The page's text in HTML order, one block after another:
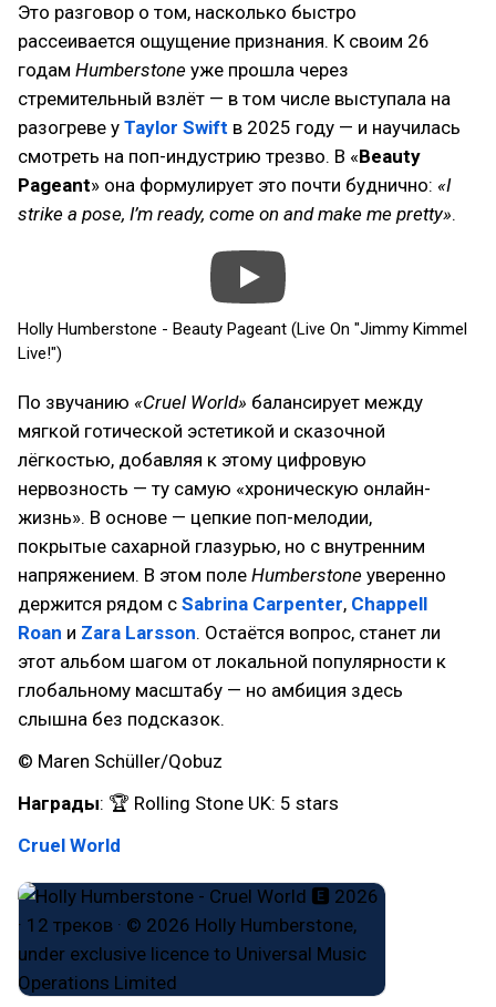
Это разговор о том, насколько быстро
рассеивается ощущение признания. К своим 26
годам Humberstone уже прошла через
стремительный взлёт — в том числе выступала на
разогреве у Taylor Swift в 2025 году — и научилась
смотреть на поп-индустрию трезво. В «Beauty
Pageant» она формулирует это почти буднично: «I
strike a pose, I’m ready, come on and make me pretty».
Holly Humberstone - Beauty Pageant (Live On "Jimmy Kimmel
Live!")
По звучанию «Cruel World» балансирует между
мягкой готической эстетикой и сказочной
лёгкостью, добавляя к этому цифровую
нервозность — ту самую «хроническую онлайн-
жизнь». В основе — цепкие поп-мелодии,
покрытые сахарной глазурью, но с внутренним
напряжением. В этом поле Humberstone уверенно
держится рядом с Sabrina Carpenter, Chappell
Roan и Zara Larsson. Остаётся вопрос, станет ли
этот альбом шагом от локальной популярности к
глобальному масштабу — но амбиция здесь
слышна без подсказок.
© Maren Schüller/Qobuz
Награды: 🏆 Rolling Stone UK: 5 stars
Cruel World